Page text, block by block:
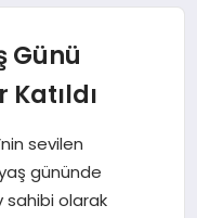
Günü
sevilen
gününde
sahibi olarak